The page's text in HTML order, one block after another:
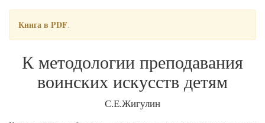
Книга в PDF.
К методологии преподавания
воинских искусств детям
С.Е.Жигулин